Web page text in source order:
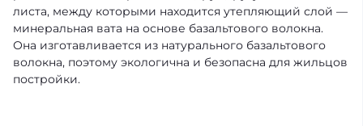
листа, между которыми находится утепляющий слой —
минеральная вата на основе базальтового волокна.
Она изготавливается из натурального базальтового
волокна, поэтому экологична и безопасна для жильцов
постройки.